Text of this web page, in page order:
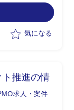
スコープと優先
気になる
推進の情
求人・案件